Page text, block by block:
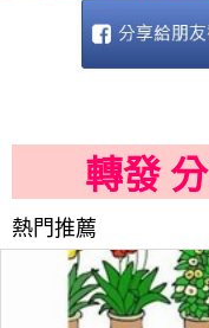
轉發
熱門推薦